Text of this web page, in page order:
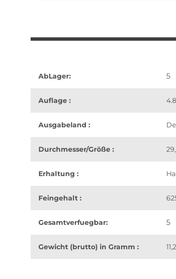
AbLager: 5
Auflage :
Ausgabeland :
Durchmesser/Größe :
Erhaltung :
Feingehalt :
Gesamtverfuegbar: 5
Gewicht (brutto) in Gramm : 11,2